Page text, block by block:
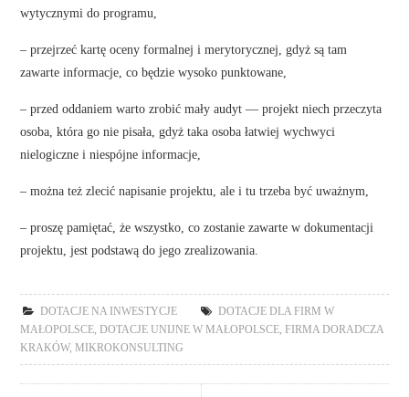
wytycznymi do programu,
– przejrzeć kartę oceny formalnej i merytorycznej, gdyż są tam
zawarte informacje, co będzie wysoko punktowane,
– przed oddaniem warto zrobić mały audyt — projekt niech przeczyta
osoba, która go nie pisała, gdyż taka osoba łatwiej wychwyci
nielogiczne i niespójne informacje,
– można też zlecić napisanie projektu, ale i tu trzeba być uważnym,
– proszę pamiętać, że wszystko, co zostanie zawarte w dokumentacji
projektu, jest podstawą do jego zrealizowania.
DOTACJE NA INWESTYCJE
DOTACJE DLA FIRM W
MAŁOPOLSCE ,DOTACJE UNIJNE W MAŁOPOLSCE ,FIRMA DORADCZA
KRAKÓW,MIKROKONSULTING